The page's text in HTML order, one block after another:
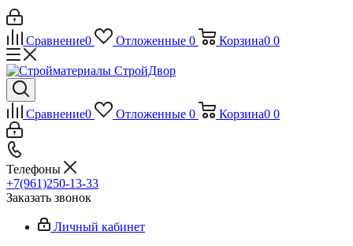
Сравнение0 Отложенные 0 Корзина0 0
Сравнение0 Отложенные 0 Корзина0 0
Телефоны
+7(961)250-13-33
Заказать звонок
Личный кабинет